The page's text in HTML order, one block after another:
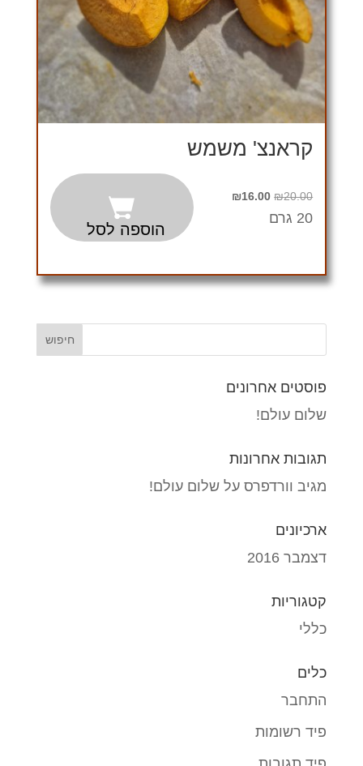
קראנצ' משמש
₪20.00
המחיר
המקורי
₪16.00
המחיר
הוספה לסל
20 גרם
פוסטים אחרונים
שלום עולם!
תגובות אחרונות
מגיב וורדפרסעל שלום עולם!
ארכיונים
דצמבר 2016
קטגוריות
כללי
כלים
התחבר
פיד רשומות